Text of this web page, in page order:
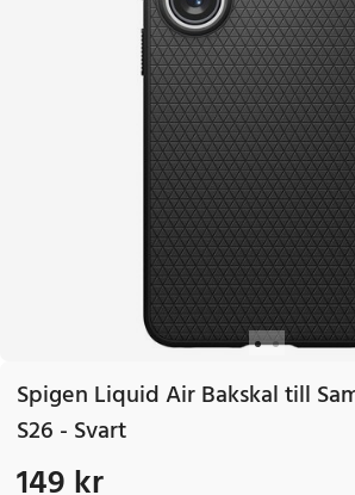
Spigen Liquid Air Bakskal till
S26 - Svart
Pris:149 kr
149 kr